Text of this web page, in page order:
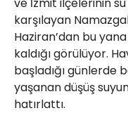
karşılayan
Haziran’dan bu
kaldığı görülüyor.
başladığı günlerde
yaşanan düşüş
hatırlattı.